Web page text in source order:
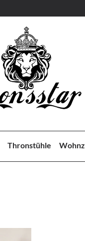
Thronstühle